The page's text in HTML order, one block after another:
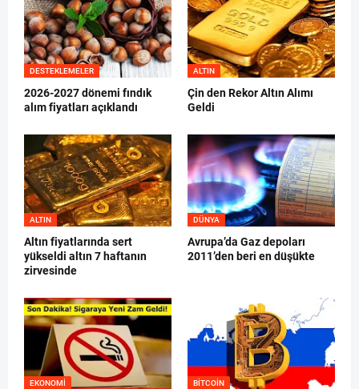
DESTEKLEMELER
2026-2027 dönemi fındık
alım fiyatları açıklandı
ALTIN
Çin den Rekor Altın Alımı
Geldi
ALTIN
Altın fiyatlarında sert
yükseldi altın 7 haftanın
zirvesinde
DÜNYA
Avrupa’da Gaz depoları
2011’den beri en düşükte
EKONOMI BITCOIN